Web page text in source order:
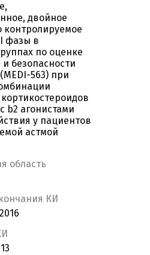
двойное
контролируемое
фазы в
по оценке
безопасности
563) при
b2 агонистами
у пациентов
астмой
область
КИ